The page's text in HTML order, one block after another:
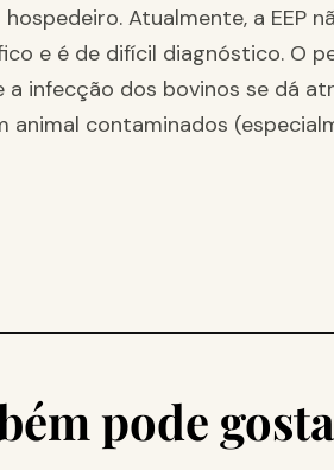
Atualmente, a EEP
e é de difícil diagnóstico. O
a infecção dos bovinos se dá
animal contaminados
pode